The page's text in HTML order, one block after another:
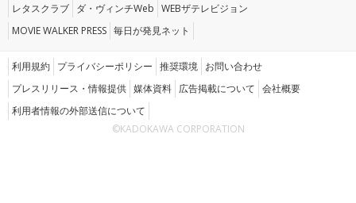
レタスクラブ ダ・ヴィンチWeb WEBザテレビジョン
MOVIE WALKER PRESS 毎日が発見ネット
利用規約 プライバシーポリシー 推奨環境 お問い合わせ
プレスリリース・情報提供 媒体資料 広告掲載について 会社概要
利用者情報の外部送信について
©KADOKAWA CORPORATION